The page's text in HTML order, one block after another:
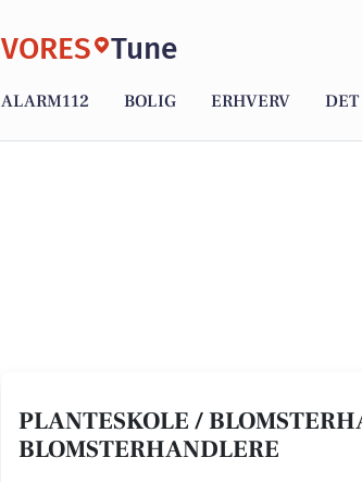
VORES Tune
ALARM112 BOLIG ERHVERV DET
PLANTESKOLE /
BLOMSTERHANDLERE